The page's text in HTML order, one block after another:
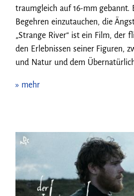
traumgleich auf 16-mm gebannt.
Begehren einzutauchen, die
„Strange River“ ist ein Film, der
den Erleb­nissen seiner Figuren,
und Natur und dem
» mehr